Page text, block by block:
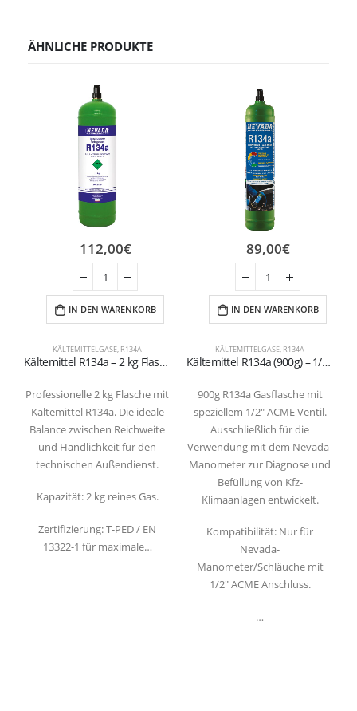
ÄHNLICHE PRODUKTE
KÄLTEMITTELGASE, R134A
Kältemittel R134a – 2 kg Flasche (T-PED / EN 13322-1 zertifiziert)
Professionelle 2 kg Flasche mit
Kältemittel R134a. Die ideale
Balance zwischen Reichweite
und Handlichkeit für den
technischen Außendienst.
Kapazität: 2 kg reines Gas.
Zertifizierung: T-PED / EN
13322-1 für maximale…
112,00€
IN DEN WARENKORB
KÄLTEMITTELGASE, R134A
Kältemittel R134a (900g) – 1/2″ ACME Ventil für Nevada-System
900g R134a Gasflasche mit
speziellem 1/2″ ACME Ventil.
Ausschließlich für die
Verwendung mit dem Nevada-
Manometer zur Diagnose und
Befüllung von Kfz-
Klimaanlagen entwickelt.
Kompatibilität: Nur für
Nevada-
Manometer/Schläuche mit
1/2″ ACME Anschluss.
…
89,00€
IN DEN WARENKORB